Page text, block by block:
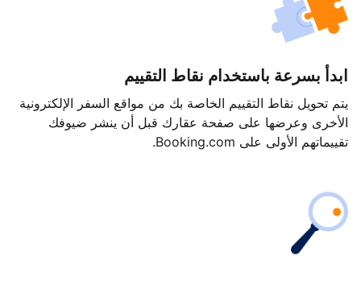
ابدأ بسرعة باستخدام نقاط التقييم
يتم تحويل نقاط التقييم الخاصة بك من مواقع السفر الإلكترونية
الأخرى وعرضها على صفحة عقارك قبل أن ينشر ضيوفك
تقييماتهم الأولى على Booking.com.